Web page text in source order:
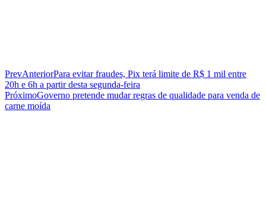
PrevAnteriorPara evitar fraudes, Pix terá limite de R$ 1 mil entre
20h e 6h a partir desta segunda-feira
PróximoGoverno pretende mudar regras de qualidade para venda de
carne moída